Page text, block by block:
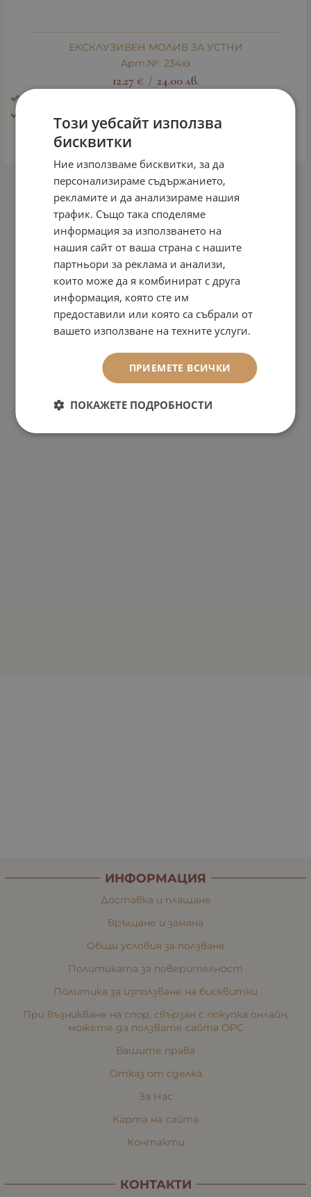
ЕКСКЛУЗИВЕН МОЛИВ ЗА УСТНИ
Арт.№: 234xx
12.27 € / 24.00лв.
ИНФОРМАЦИЯ
Доставка и плащане
Връщане и замяна
Общи условия за ползване
Политиката за поверителност
Политика за използване на бисквитки
При възникване на спор, свързан с покупка онлайн,
можете да ползвате сайта ОРС
Вашите права
Отказ от сделка
За Нас
Карта на сайта
Контакти
КОНТАКТИ
Този уебсайт използва
бисквитки
Ние използваме бисквитки, за да
персонализираме съдържанието,
рекламите и да анализираме нашия
трафик. Също така споделяме
информация за използването на
нашия сайт от ваша страна с нашите
партньори за реклама и анализи,
които може да я комбинират с друга
информация, която сте им
предоставили или която са събрали от
вашето използване на техните услуги.
ПРИЕМЕТЕ ВСИЧКИ
ПОКАЖЕТЕ ПОДРОБНОСТИ